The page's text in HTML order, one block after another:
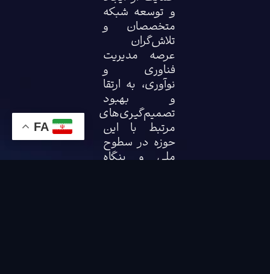
و توسعه شبکه
متخصصان و
تلاش‌گران
عرصه مدیریت
فناوری و
نوآوری، به ارتقا
و بهبود
تصمیم‌گیری‌های
مرتبط با این
حوزه در سطوح
ملی و بنگاه
FA